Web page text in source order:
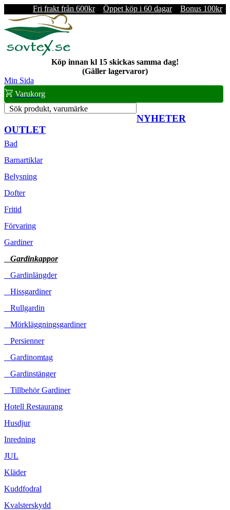
Fri frakt från 600kr Öppet köp i 60 dagar Bonus 100kr
Köp innan kl 15 skickas samma dag!
(Gäller lagervaror)
Min Sida
Varukorg
Sök produkt, varumärke
NYHETER
OUTLET
Bad
Barnartiklar
Belysning
Dofter
Fritid
Förvaring
Gardiner
Gardinkappor
Gardinlängder
Hissgardiner
Rullgardin
Mörkläggningsgardiner
Persienner
Gardinomtag
Gardinstänger
Tillbehör Gardiner
Hotell Restaurang
Husdjur
Inredning
JUL
Kläder
Kuddfodral
Kvalsterskydd